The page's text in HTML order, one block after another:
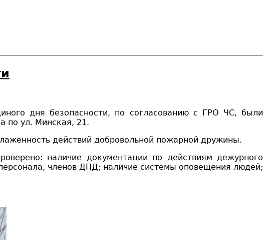
дня безопасности, по согласованию с ГРО ЧС, были
по ул. Минская, 21.
действий добровольной пожарной дружины.
наличие документации по действиям дежурного
членов ДПД; наличие системы оповещения людей;